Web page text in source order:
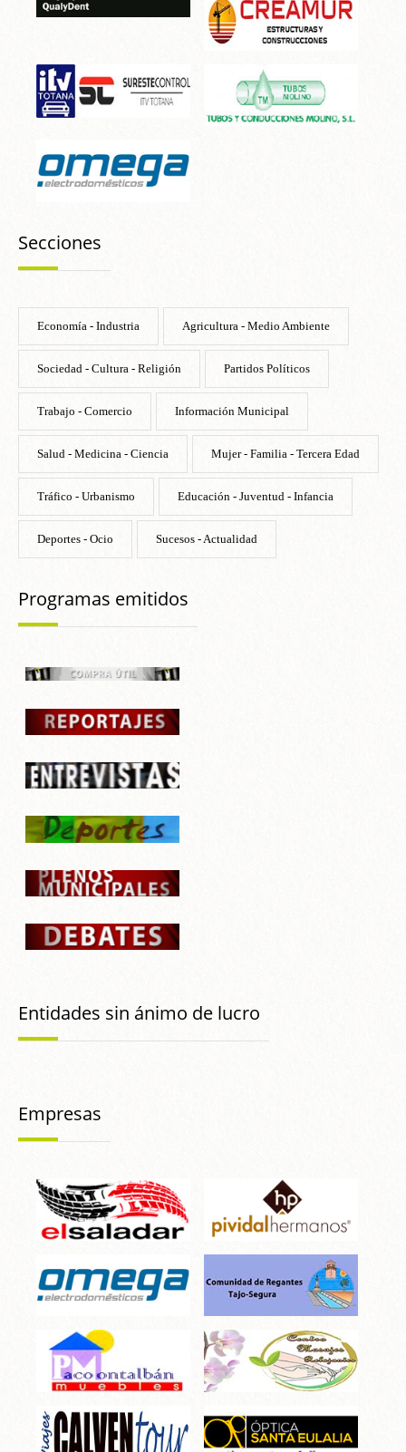
Secciones
Economía - Industria Agricultura - Medio Ambiente
Sociedad - Cultura - Religión Partidos Políticos
Trabajo - Comercio Información Municipal
Salud - Medicina - Ciencia Mujer - Familia - Tercera Edad
Tráfico - Urbanismo Educación - Juventud - Infancia
Deportes - Ocio Sucesos - Actualidad
Programas emitidos
Entidades sin ánimo de lucro
Empresas